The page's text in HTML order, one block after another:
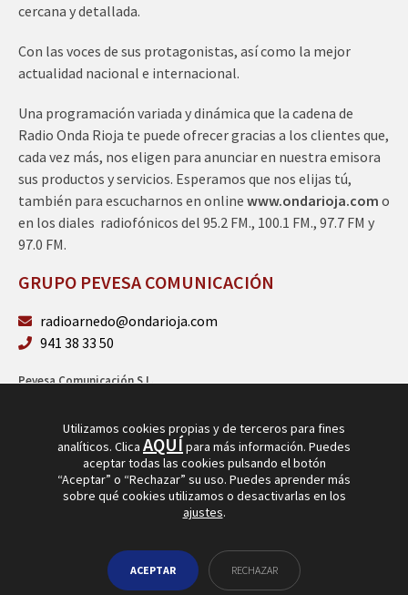
cercana y detallada.
Con las voces de sus protagonistas, así como la mejor
actualidad nacional e internacional.
Una programación variada y dinámica que la cadena de
Radio Onda Rioja te puede ofrecer gracias a los clientes que,
cada vez más, nos eligen para anunciar en nuestra emisora
sus productos y servicios. Esperamos que nos elijas tú,
también para escucharnos en online www.ondarioja.com o
en los diales radiofónicos del 95.2 FM., 100.1 FM., 97.7 FM y
97.0 FM.
GRUPO PEVESA COMUNICACIÓN
radioarnedo@ondarioja.com
941 38 33 50
Pevesa Comunicación S.L.
Utilizamos cookies propias y de terceros para fines
analíticos. Clica AQUÍpara más información. Puedes
aceptar todas las cookies pulsando el botón
“Aceptar” o “Rechazar” su uso. Puedes aprender más
sobre qué cookies utilizamos o desactivarlas en los
ajustes.
ACEPTAR RECHAZAR